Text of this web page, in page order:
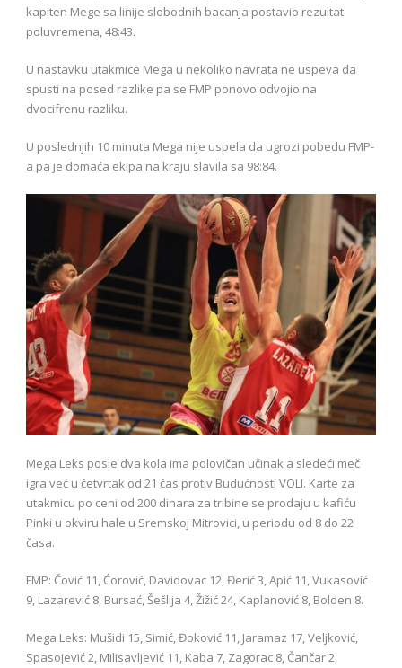
kapiten Mege sa linije slobodnih bacanja postavio rezultat
poluvremena, 48:43.
U nastavku utakmice Mega u nekoliko navrata ne uspeva da
spusti na posed razlike pa se FMP ponovo odvojio na
dvocifrenu razliku.
U poslednjih 10 minuta Mega nije uspela da ugrozi pobedu FMP-
a pa je domaća ekipa na kraju slavila sa 98:84.
Mega Leks posle dva kola ima polovičan učinak a sledeći meč
igra već u četvrtak od 21 čas protiv Budućnosti VOLI. Karte za
utakmicu po ceni od 200 dinara za tribine se prodaju u kafiću
Pinki u okviru hale u Sremskoj Mitrovici, u periodu od 8 do 22
časa.
FMP: Čović 11, Ćorović, Davidovac 12, Đerić 3, Apić 11, Vukasović
9, Lazarević 8, Bursać, Šešlija 4, Žižić 24, Kaplanović 8, Bolden 8.
Mega Leks: Mušidi 15, Simić, Đoković 11, Jaramaz 17, Veljković,
Spasojević 2, Milisavljević 11, Kaba 7, Zagorac 8, Čančar 2,